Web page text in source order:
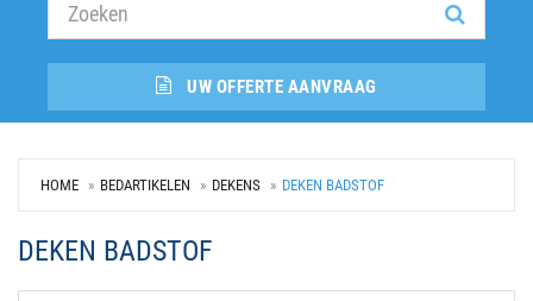
UW OFFERTE AANVRAAG
HOME BEDARTIKELEN DEKENS DEKEN BADSTOF
DEKEN BADSTOF